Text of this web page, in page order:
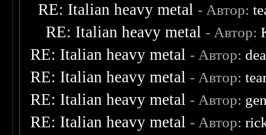
RE: Italian heavy metal - Автор:
RE: Italian heavy metal - Автор:
RE: Italian heavy metal - Автор:
RE: Italian heavy metal - Автор:
RE: Italian heavy metal - Автор:
RE: Italian heavy metal - Автор: